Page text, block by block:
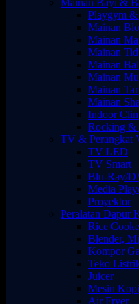
Mainan Bayi &
Playgym &
Mainan
Mainan
Mainan
Mainan
Mainan
Mainan
Mainan
Indoor
Rocking &
TV & Perangkat
TV LED
TV Smart
Blu-Ray/
Media
Proyektor
Peralatan Dapur
Rice
Blender,
Kompor
Teko
Juicer
Mesin Kopi
Air Fryer